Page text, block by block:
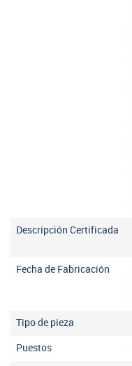
Descripción Certificada
Fecha de Fabricación
Tipo de pieza
Puestos